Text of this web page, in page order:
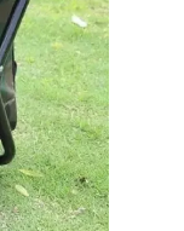
on
the
product
page